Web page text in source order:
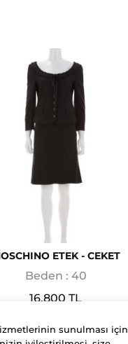
ETEK - CEKET
Beden : 40
16.800 TL
sunulması için